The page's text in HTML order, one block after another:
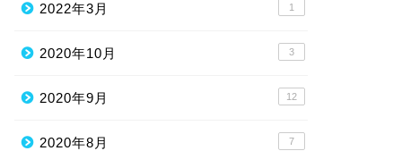
2022年3月 1
2020年10月 3
2020年9月 12
2020年8月 7